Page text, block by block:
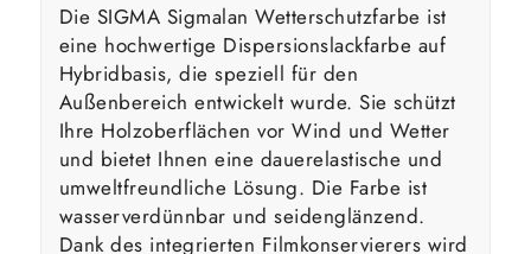
Die SIGMA Sigmalan Wetterschutzfarbe ist
eine hochwertige Dispersionslackfarbe auf
Hybridbasis, die speziell für den
Außenbereich entwickelt wurde. Sie schützt
Ihre Holzoberflächen vor Wind und Wetter
und bietet Ihnen eine dauerelastische und
umweltfreundliche Lösung. Die Farbe ist
wasserverdünnbar und seidenglänzend.
Dank des integrierten Filmkonservierers wird